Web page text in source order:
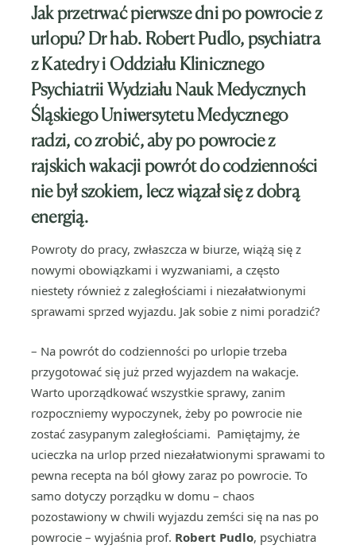
Jak przetrwać pierwsze dni po powrocie z
urlopu?Dr hab. Robert Pudlo, psychiatra
z Katedry i Oddziału Klinicznego
Psychiatrii Wydziału Nauk Medycznych
Śląskiego Uniwersytetu Medycznego
radzi, co zrobić, aby po powrocie z
rajskich wakacji powrót do codzienności
nie był szokiem, lecz wiązał się z dobrą
energią.
Powroty do pracy, zwłaszcza w biurze, wiążą się z
nowymi obowiązkami i wyzwaniami, a często
niestety również z zaległościami i niezałatwionymi
sprawami sprzed wyjazdu. Jak sobie z nimi poradzić?
– Na powrót do codzienności po urlopie trzeba
przygotować się już przed wyjazdem na wakacje.
Warto uporządkować wszystkie sprawy, zanim
rozpoczniemy wypoczynek, żeby po powrocie nie
zostać zasypanym zaległościami. Pamiętajmy, że
ucieczka na urlop przed niezałatwionymi sprawami to
pewna recepta na ból głowy zaraz po powrocie. To
samo dotyczy porządku w domu – chaos
pozostawiony w chwili wyjazdu zemści się na nas po
powrocie – wyjaśnia prof. Robert Pudlo, psychiatra